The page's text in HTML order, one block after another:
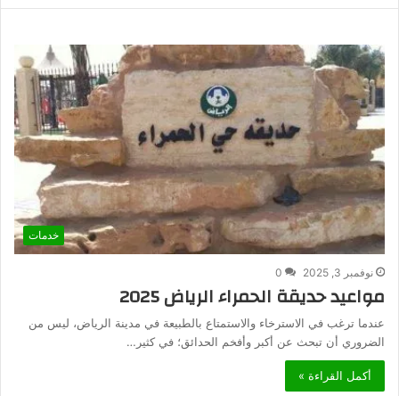
خدمات
نوفمبر 3, 2025 0
مواعيد حديقة الحمراء الرياض 2025
عندما ترغب في الاسترخاء والاستمتاع بالطبيعة في مدينة الرياض، ليس من
الضروري أن تبحث عن أكبر وأفخم الحدائق؛ في كثير…
أكمل القراءة »